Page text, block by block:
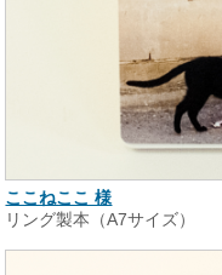
ここねここ 様
リング製本（A7サイズ）